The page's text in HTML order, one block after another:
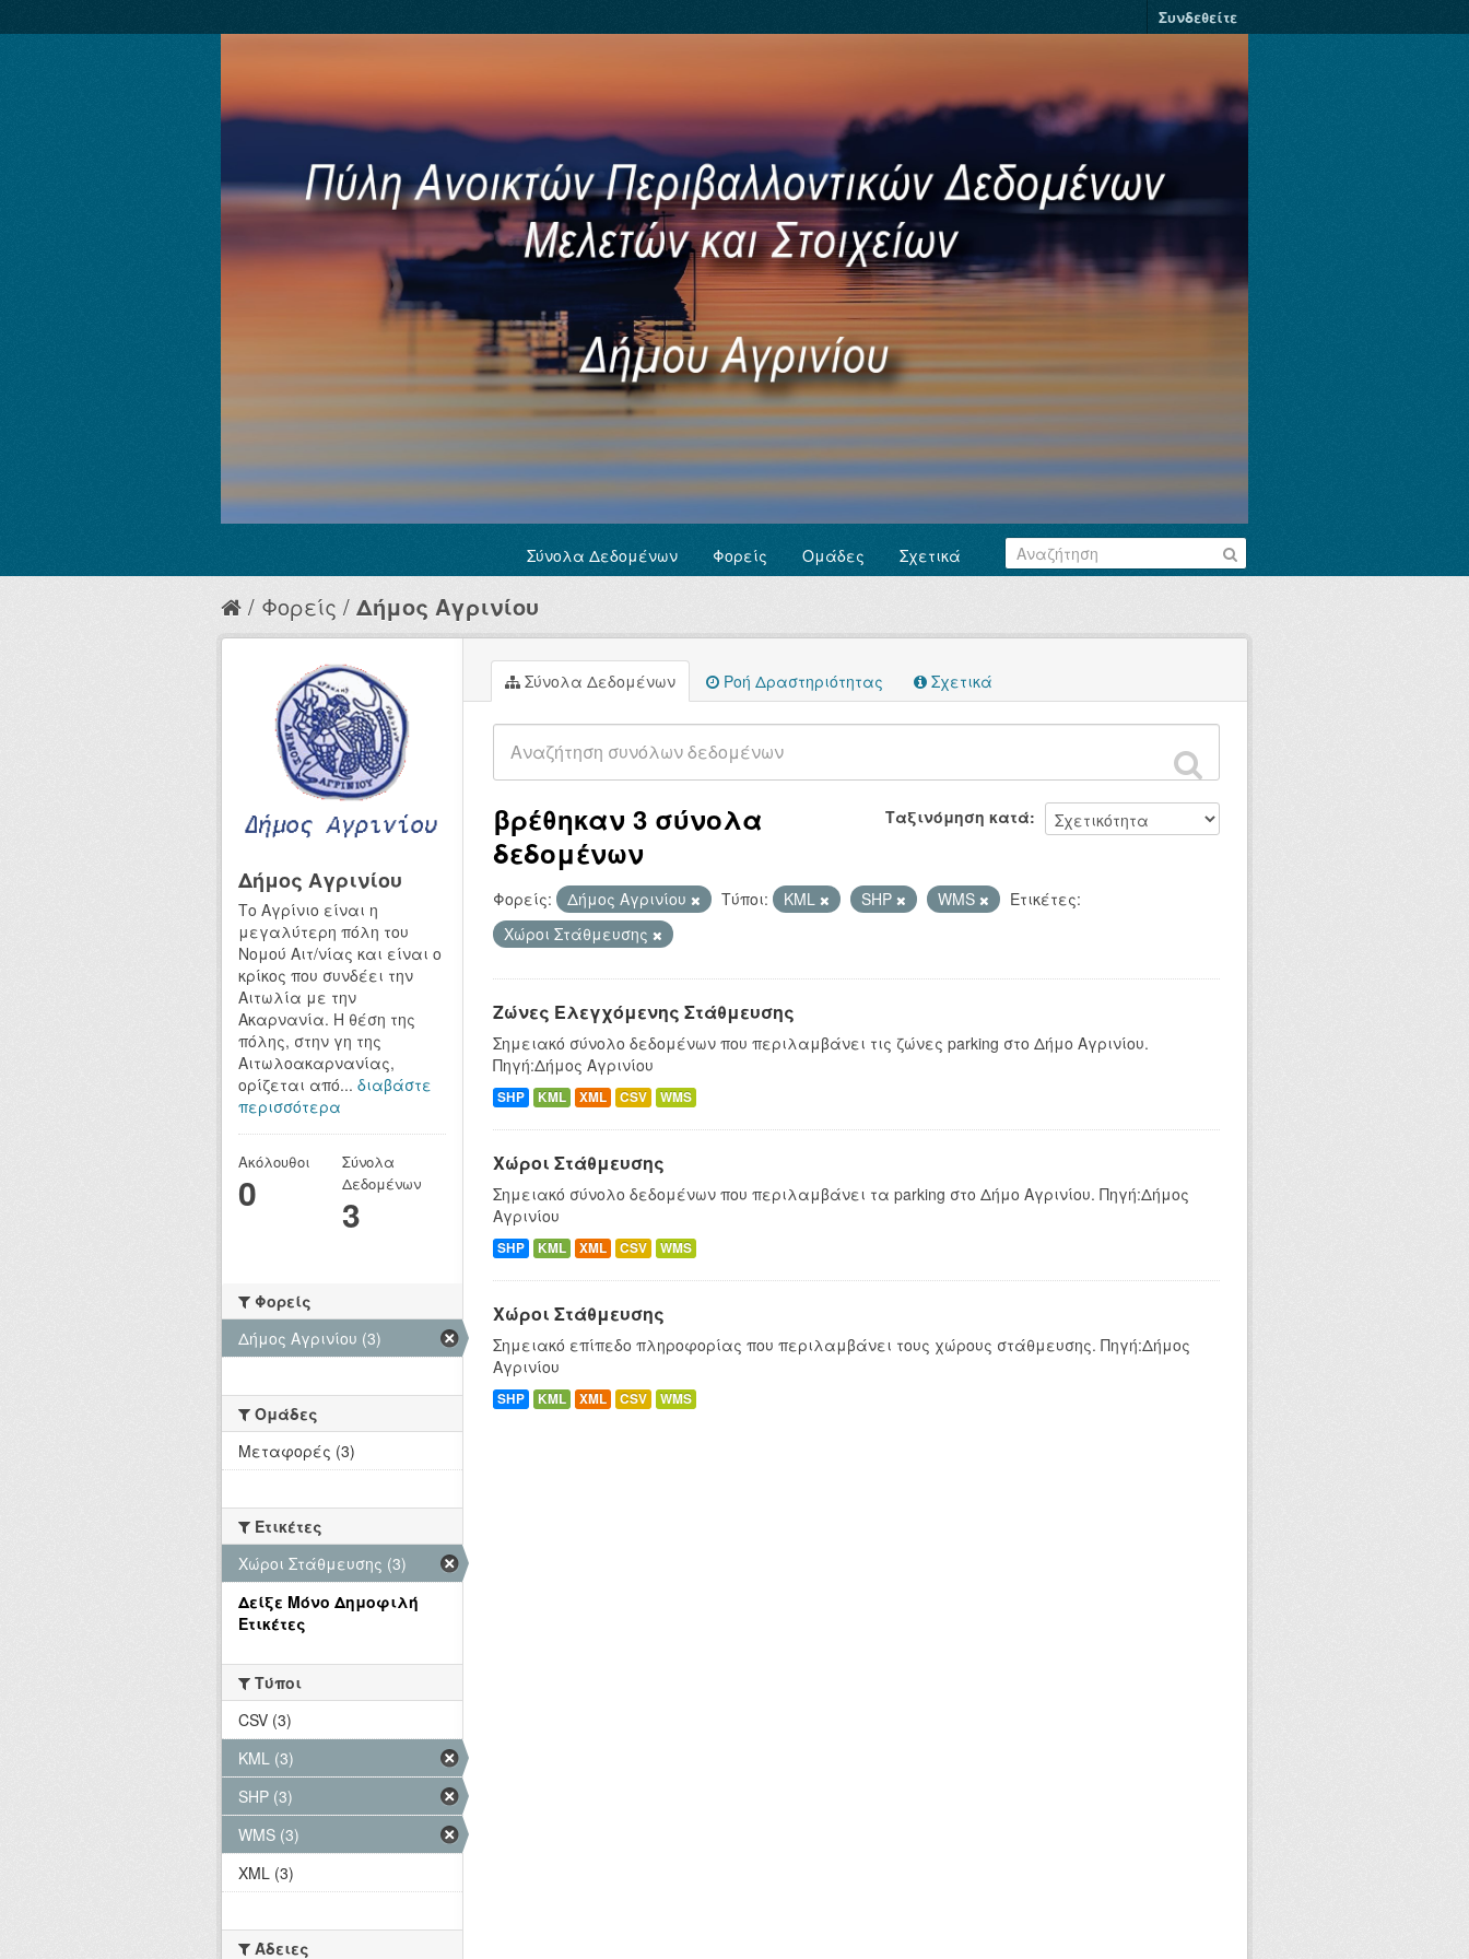
Συνδεθείτε
Σύνολα Δεδομένων Φορείς Ομάδες Σχετικά
Φορείς Δήμος Αγρινίου
Σύνολα Δεδομένων Ροή Δραστηριότητας Σχετικά
Ταξινόμηση κατά
βρέθηκαν 3 σύνολα
δεδομένων
Φορείς: Δήμος Αγρινίου Τύποι: KML SHP WMS
Ετικέτες:
Χώροι Στάθμευσης
Ζώνες Ελεγχόμενης Στάθμευσης
Σημειακό σύνολο δεδομένων που περιλαμβάνει τις ζώνες parking στο Δήμο Αγρινίου.
Πηγή:Δήμος Αγρινίου
SHP KML XML CSV WMS
Χώροι Στάθμευσης
Σημειακό σύνολο δεδομένων που περιλαμβάνει τα parking στο Δήμο Αγρινίου. Πηγή:Δήμος
Αγρινίου
SHP KML XML CSV WMS
Χώροι Στάθμευσης
Σημειακό επίπεδο πληροφορίας που περιλαμβάνει τους χώρους στάθμευσης. Πηγή:Δήμος
Αγρινίου
SHP KML XML CSV WMS
Δήμος Αγρινίου
Το Αγρίνιο είναι η
μεγαλύτερη πόλη του
Νομού Αιτ/νίας και είναι ο
κρίκος που συνδέει την
Αιτωλία με την
Ακαρνανία. Η θέση της
πόλης, στην γη της
Αιτωλοακαρνανίας,
ορίζεται από... διαβάστε
περισσότερα
Ακόλουθοι
0
Σύνολα
Δεδομένων
3
Φορείς
Δήμος Αγρινίου (3)
Ομάδες
Μεταφορές (3)
Ετικέτες
Χώροι Στάθμευσης (3)
Δείξε Μόνο Δημοφιλή
Ετικέτες
Τύποι
CSV (3)
KML (3)
SHP (3)
WMS (3)
XML (3)
Άδειες